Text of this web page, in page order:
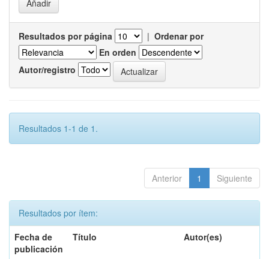
Resultados por página | Ordenar por
En orden
Autor/registro
Resultados 1-1 de 1.
Anterior 1 Siguiente
Resultados por ítem:
Fecha de
publicación
Título Autor(es)